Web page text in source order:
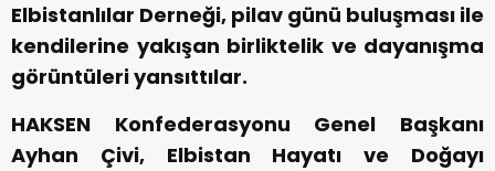
Elbistanlılar Derneği, pilav günü buluşması ile
kendilerine yakışan birliktelik ve dayanışma
görüntüleri yansıttılar.
HAKSEN Konfederasyonu Genel Başkanı
Ayhan Çivi, Elbistan Hayatı ve Doğayı